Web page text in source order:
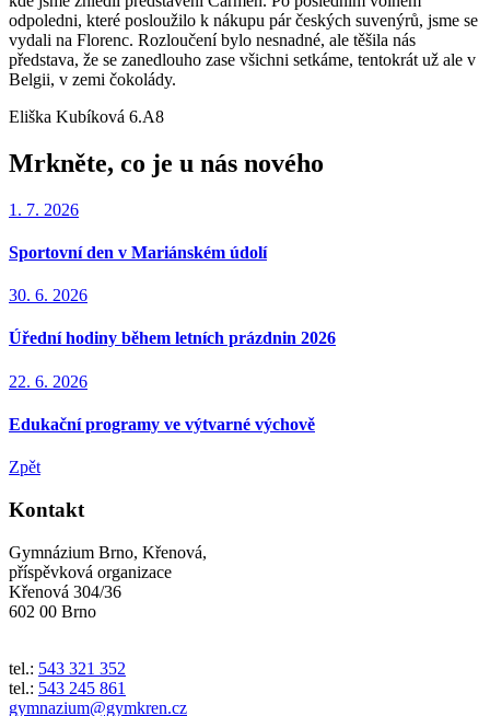
odpoledni, které posloužilo k nákupu pár českých suvenýrů, jsme se
vydali na Florenc. Rozloučení bylo nesnadné, ale těšila nás
představa, že se zanedlouho zase všichni setkáme, tentokrát už ale v
Belgii, v zemi čokolády.
Eliška Kubíková 6.A8
Mrkněte, co je u nás nového
1. 7. 2026
Sportovní den v Mariánském údolí
30. 6. 2026
Úřední hodiny během letních prázdnin 2026
22. 6. 2026
Edukační programy ve výtvarné výchově
Zpět
Kontakt
Gymnázium Brno, Křenová,
příspěvková organizace
Křenová 304/36
602 00 Brno
tel.: 543 321 352
tel.: 543 245 861
gymnazium@gymkren.cz